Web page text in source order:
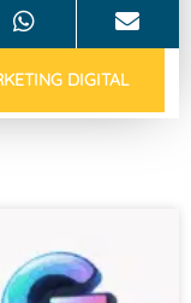
DIGITAL